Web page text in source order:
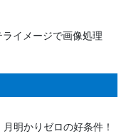
イメージで画像処理
明かりゼロの好条件！